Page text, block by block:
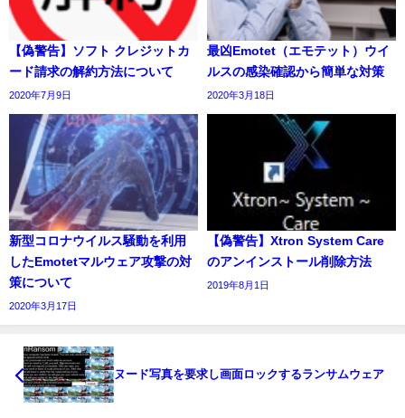
【偽警告】ソフト クレジットカ
ード請求の解約方法について
2020年7月9日
最凶Emotet（エモテット）ウイ
ルスの感染確認から簡単な対策
2020年3月18日
新型コロナウイルス騒動を利用
したEmotetマルウェア攻撃の対
策について
2020年3月17日
【偽警告】Xtron System Care
のアンインストール削除方法
2019年8月1日
ヌード写真を要求し画面ロックするランサムウェア